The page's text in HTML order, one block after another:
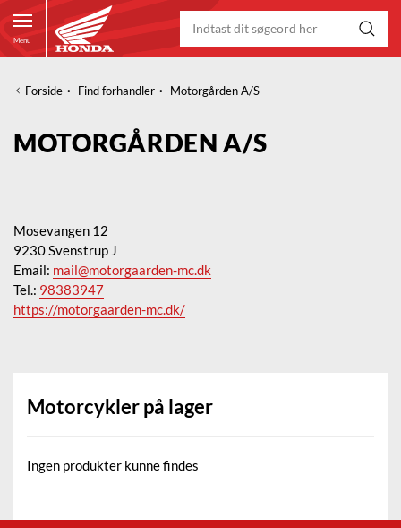
Menu
Forside · Find forhandler · Motorgården A/S
MOTORGÅRDEN A/S
Mosevangen 12
9230 Svenstrup J
Email: mail@motorgaarden-mc.dk
Tel.: 98383947
https://motorgaarden-mc.dk/
Motorcykler på lager
Ingen produkter kunne findes